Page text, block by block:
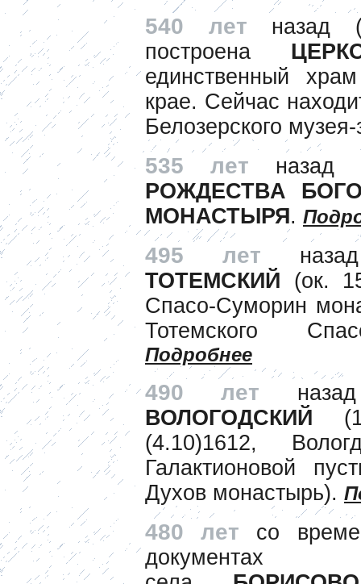
540 лет назад
построена
единственный
крае. Сейчас
Белозерского
535 лет назад
РОЖДЕСТВА
МОНАСТЫРЯ.
495 лет
ТОТЕМСКИЙ (ок.
Спасо-Суморин
Тотемского
Подробнее
490 лет
ВОЛОГОДСКИЙ
(4.10)1612,
Галактионовой
Духов монастырь).
480 лет со